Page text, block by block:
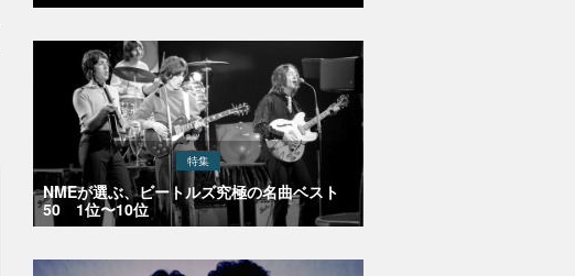
特集
NMEが選ぶ、ビートルズ究極の名曲ベスト
50 1位〜10位